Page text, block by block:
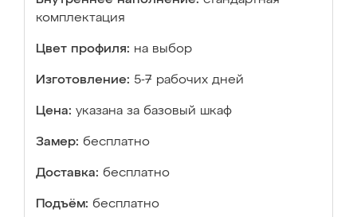
комплектация
Цвет профиля: на выбор
Изготовление: 5-7 рабочих дней
Цена: указана за базовый шкаф
Замер: бесплатно
Доставка: бесплатно
Подъём: бесплатно